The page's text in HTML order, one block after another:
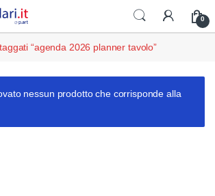
0
“agenda 2026 planner tavolo”
nessun prodotto che corrisponde alla